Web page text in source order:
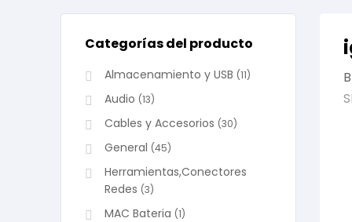
Categorías del producto
Almacenamiento y USB (11)
Audio (13)
Cables y Accesorios (30)
General (45)
Herramientas,Conectores
Redes (3)
MAC Bateria (1)